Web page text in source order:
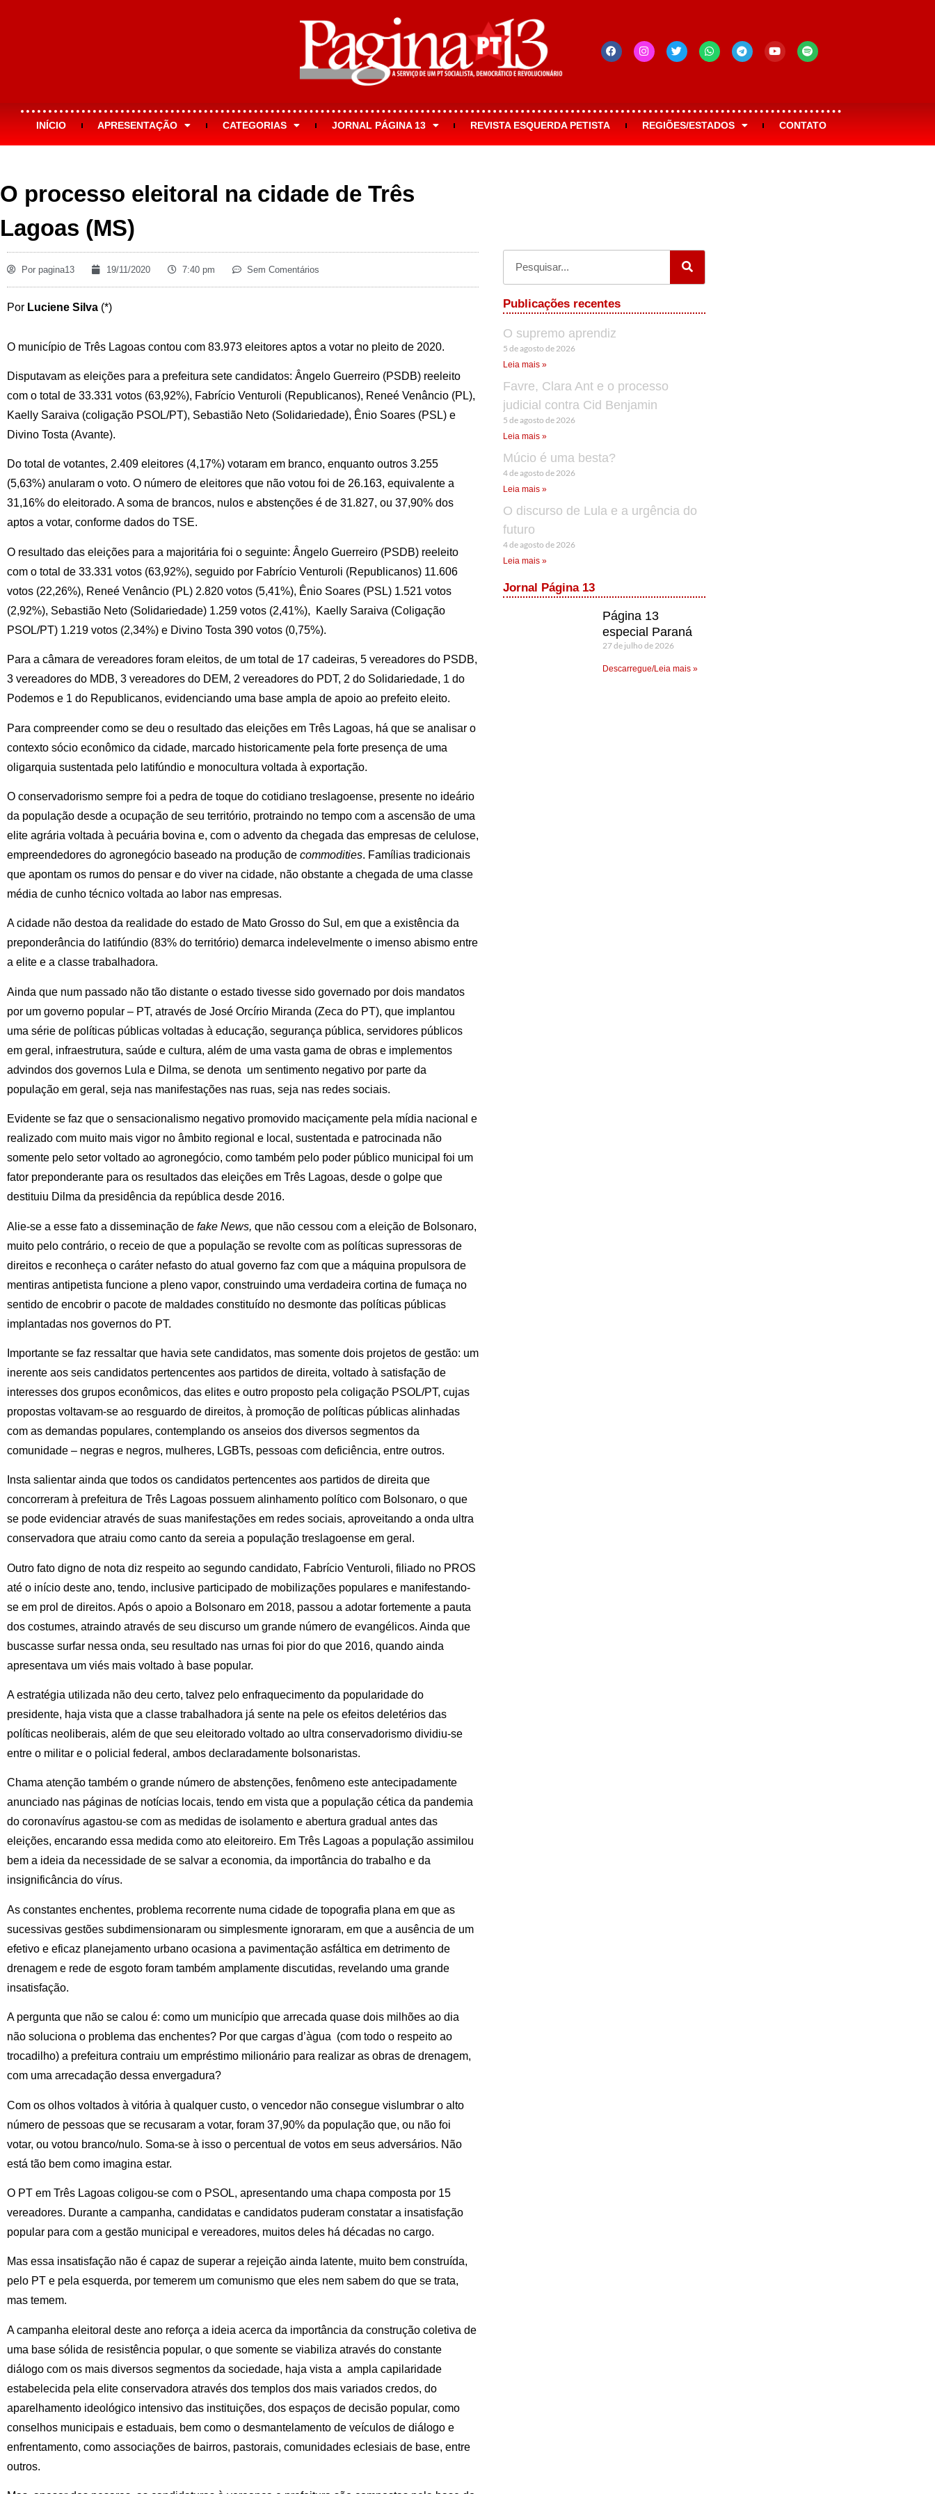
INÍCIO APRESENTAÇÃO CATEGORIAS JORNAL PÁGINA 13 REVISTA ESQUERDA PETISTA REGIÕES/ESTADOS CONTATO
O processo eleitoral na cidade de Três
Lagoas (MS)
Por pagina13 19/11/2020 7:40 pm Sem Comentários
Por Luciene Silva (*)
O município de Três Lagoas contou com 83.973 eleitores aptos a votar no pleito de 2020.
Disputavam as eleições para a prefeitura sete candidatos: Ângelo Guerreiro (PSDB) reeleito
com o total de 33.331 votos (63,92%), Fabrício Venturoli (Republicanos), Reneé Venâncio (PL),
Kaelly Saraiva (coligação PSOL/PT), Sebastião Neto (Solidariedade), Ênio Soares (PSL) e
Divino Tosta (Avante).
Do total de votantes, 2.409 eleitores (4,17%) votaram em branco, enquanto outros 3.255
(5,63%) anularam o voto. O número de eleitores que não votou foi de 26.163, equivalente a
31,16% do eleitorado. A soma de brancos, nulos e abstenções é de 31.827, ou 37,90% dos
aptos a votar, conforme dados do TSE.
O resultado das eleições para a majoritária foi o seguinte: Ângelo Guerreiro (PSDB) reeleito
com o total de 33.331 votos (63,92%), seguido por Fabrício Venturoli (Republicanos) 11.606
votos (22,26%), Reneé Venâncio (PL) 2.820 votos (5,41%), Ênio Soares (PSL) 1.521 votos
(2,92%), Sebastião Neto (Solidariedade) 1.259 votos (2,41%), Kaelly Saraiva (Coligação
PSOL/PT) 1.219 votos (2,34%) e Divino Tosta 390 votos (0,75%).
Para a câmara de vereadores foram eleitos, de um total de 17 cadeiras, 5 vereadores do PSDB,
3 vereadores do MDB, 3 vereadores do DEM, 2 vereadores do PDT, 2 do Solidariedade, 1 do
Podemos e 1 do Republicanos, evidenciando uma base ampla de apoio ao prefeito eleito.
Para compreender como se deu o resultado das eleições em Três Lagoas, há que se analisar o
contexto sócio econômico da cidade, marcado historicamente pela forte presença de uma
oligarquia sustentada pelo latifúndio e monocultura voltada à exportação.
O conservadorismo sempre foi a pedra de toque do cotidiano treslagoense, presente no ideário
da população desde a ocupação de seu território, protraindo no tempo com a ascensão de uma
elite agrária voltada à pecuária bovina e, com o advento da chegada das empresas de celulose,
empreendedores do agronegócio baseado na produção de commodities. Famílias tradicionais
que apontam os rumos do pensar e do viver na cidade, não obstante a chegada de uma classe
média de cunho técnico voltada ao labor nas empresas.
A cidade não destoa da realidade do estado de Mato Grosso do Sul, em que a existência da
preponderância do latifúndio (83% do território) demarca indelevelmente o imenso abismo entre
a elite e a classe trabalhadora.
Ainda que num passado não tão distante o estado tivesse sido governado por dois mandatos
por um governo popular – PT, através de José Orcírio Miranda (Zeca do PT), que implantou
uma série de políticas públicas voltadas à educação, segurança pública, servidores públicos
em geral, infraestrutura, saúde e cultura, além de uma vasta gama de obras e implementos
advindos dos governos Lula e Dilma, se denota um sentimento negativo por parte da
população em geral, seja nas manifestações nas ruas, seja nas redes sociais.
Evidente se faz que o sensacionalismo negativo promovido maciçamente pela mídia nacional e
realizado com muito mais vigor no âmbito regional e local, sustentada e patrocinada não
somente pelo setor voltado ao agronegócio, como também pelo poder público municipal foi um
fator preponderante para os resultados das eleições em Três Lagoas, desde o golpe que
destituiu Dilma da presidência da república desde 2016.
Alie-se a esse fato a disseminação de fake News, que não cessou com a eleição de Bolsonaro,
muito pelo contrário, o receio de que a população se revolte com as políticas supressoras de
direitos e reconheça o caráter nefasto do atual governo faz com que a máquina propulsora de
mentiras antipetista funcione a pleno vapor, construindo uma verdadeira cortina de fumaça no
sentido de encobrir o pacote de maldades constituído no desmonte das políticas públicas
implantadas nos governos do PT.
Importante se faz ressaltar que havia sete candidatos, mas somente dois projetos de gestão: um
inerente aos seis candidatos pertencentes aos partidos de direita, voltado à satisfação de
interesses dos grupos econômicos, das elites e outro proposto pela coligação PSOL/PT, cujas
propostas voltavam-se ao resguardo de direitos, à promoção de políticas públicas alinhadas
com as demandas populares, contemplando os anseios dos diversos segmentos da
comunidade – negras e negros, mulheres, LGBTs, pessoas com deficiência, entre outros.
Insta salientar ainda que todos os candidatos pertencentes aos partidos de direita que
concorreram à prefeitura de Três Lagoas possuem alinhamento político com Bolsonaro, o que
se pode evidenciar através de suas manifestações em redes sociais, aproveitando a onda ultra
conservadora que atraiu como canto da sereia a população treslagoense em geral.
Outro fato digno de nota diz respeito ao segundo candidato, Fabrício Venturoli, filiado no PROS
até o início deste ano, tendo, inclusive participado de mobilizações populares e manifestando-
se em prol de direitos. Após o apoio a Bolsonaro em 2018, passou a adotar fortemente a pauta
dos costumes, atraindo através de seu discurso um grande número de evangélicos. Ainda que
buscasse surfar nessa onda, seu resultado nas urnas foi pior do que 2016, quando ainda
apresentava um viés mais voltado à base popular.
A estratégia utilizada não deu certo, talvez pelo enfraquecimento da popularidade do
presidente, haja vista que a classe trabalhadora já sente na pele os efeitos deletérios das
políticas neoliberais, além de que seu eleitorado voltado ao ultra conservadorismo dividiu-se
entre o militar e o policial federal, ambos declaradamente bolsonaristas.
Chama atenção também o grande número de abstenções, fenômeno este antecipadamente
anunciado nas páginas de notícias locais, tendo em vista que a população cética da pandemia
do coronavírus agastou-se com as medidas de isolamento e abertura gradual antes das
eleições, encarando essa medida como ato eleitoreiro. Em Três Lagoas a população assimilou
bem a ideia da necessidade de se salvar a economia, da importância do trabalho e da
insignificância do vírus.
As constantes enchentes, problema recorrente numa cidade de topografia plana em que as
sucessivas gestões subdimensionaram ou simplesmente ignoraram, em que a ausência de um
efetivo e eficaz planejamento urbano ocasiona a pavimentação asfáltica em detrimento de
drenagem e rede de esgoto foram também amplamente discutidas, revelando uma grande
insatisfação.
A pergunta que não se calou é: como um município que arrecada quase dois milhões ao dia
não soluciona o problema das enchentes? Por que cargas d’àgua (com todo o respeito ao
trocadilho) a prefeitura contraiu um empréstimo milionário para realizar as obras de drenagem,
com uma arrecadação dessa envergadura?
Com os olhos voltados à vitória à qualquer custo, o vencedor não consegue vislumbrar o alto
número de pessoas que se recusaram a votar, foram 37,90% da população que, ou não foi
votar, ou votou branco/nulo. Soma-se à isso o percentual de votos em seus adversários. Não
está tão bem como imagina estar.
O PT em Três Lagoas coligou-se com o PSOL, apresentando uma chapa composta por 15
vereadores. Durante a campanha, candidatas e candidatos puderam constatar a insatisfação
popular para com a gestão municipal e vereadores, muitos deles há décadas no cargo.
Mas essa insatisfação não é capaz de superar a rejeição ainda latente, muito bem construída,
pelo PT e pela esquerda, por temerem um comunismo que eles nem sabem do que se trata,
mas temem.
A campanha eleitoral deste ano reforça a ideia acerca da importância da construção coletiva de
uma base sólida de resistência popular, o que somente se viabiliza através do constante
diálogo com os mais diversos segmentos da sociedade, haja vista a ampla capilaridade
estabelecida pela elite conservadora através dos templos dos mais variados credos, do
aparelhamento ideológico intensivo das instituições, dos espaços de decisão popular, como
conselhos municipais e estaduais, bem como o desmantelamento de veículos de diálogo e
enfrentamento, como associações de bairros, pastorais, comunidades eclesiais de base, entre
outros.
Publicações recentes
O supremo aprendiz
5 de agosto de 2026
Leia mais »
Favre, Clara Ant e o processo
judicial contra Cid Benjamin
5 de agosto de 2026
Leia mais »
Múcio é uma besta?
4 de agosto de 2026
Leia mais »
O discurso de Lula e a urgência do
futuro
4 de agosto de 2026
Leia mais »
Jornal Página 13
Página 13
especial Paraná
27 de julho de 2026
Descarregue/Leia mais »